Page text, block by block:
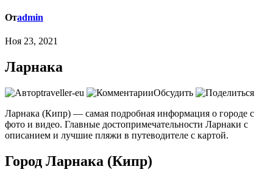
Отadmin
Ноя 23, 2021
Ларнака
traveller-eu
Обсудить
Ларнака (Кипр) — самая подробная информация о городе с
фото и видео. Главные достопримечательности Ларнаки с
описанием и лучшие пляжи в путеводителе с картой.
Город Ларнака (Кипр)